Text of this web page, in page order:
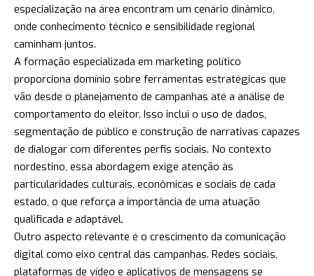
especialização na área encontram um cenário dinâmico,
onde conhecimento técnico e sensibilidade regional
caminham juntos.
A formação especializada em marketing político
proporciona domínio sobre ferramentas estratégicas que
vão desde o planejamento de campanhas até a análise de
comportamento do eleitor. Isso inclui o uso de dados,
segmentação de público e construção de narrativas capazes
de dialogar com diferentes perfis sociais. No contexto
nordestino, essa abordagem exige atenção às
particularidades culturais, econômicas e sociais de cada
estado, o que reforça a importância de uma atuação
qualificada e adaptável.
Outro aspecto relevante é o crescimento da comunicação
digital como eixo central das campanhas. Redes sociais,
plataformas de vídeo e aplicativos de mensagens se